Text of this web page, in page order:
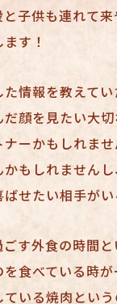
子供も連れて
す！
情報を教えて
顔を見たい大
ーかもしれま
もしれません
せたい相手が
す外食の時間
食べている時
いる焼肉とい